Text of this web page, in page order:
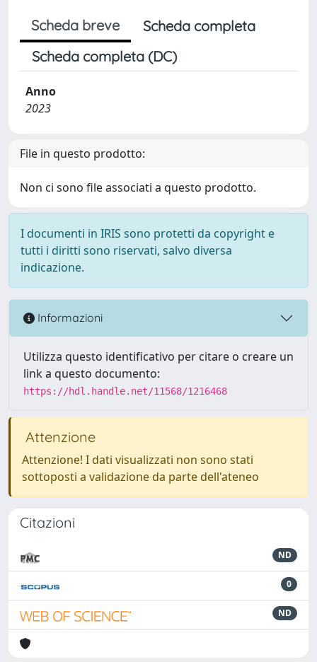
Scheda breve
Scheda completa
Scheda completa (DC)
Anno
2023
File in questo prodotto:
Non ci sono file associati a questo prodotto.
I documenti in IRIS sono protetti da copyright e
tutti i diritti sono riservati, salvo diversa
indicazione.
Informazioni
Utilizza questo identificativo per citare o creare un
link a questo documento:
https://hdl.handle.net/11568/1216468
Attenzione
Attenzione! I dati visualizzati non sono stati
sottoposti a validazione da parte dell'ateneo
Citazioni
ND
0
ND